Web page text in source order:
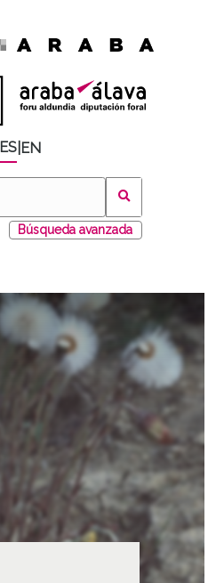
ES EN
Búsqueda avanzada